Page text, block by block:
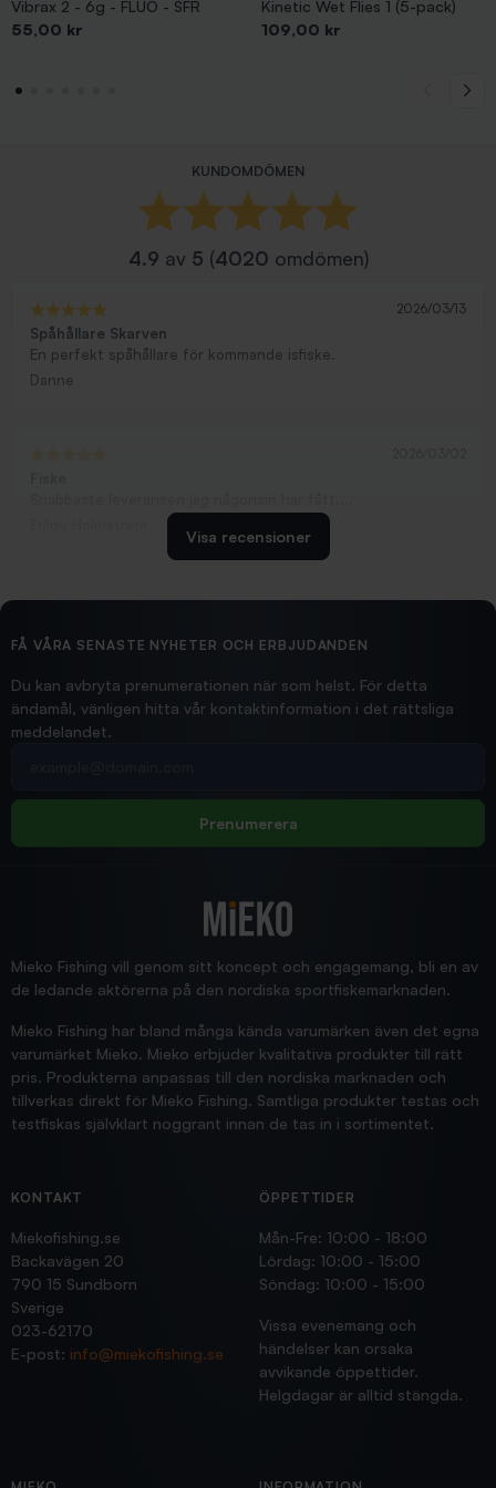
Vibrax 2 - 6g - FLUO - SFR
Pris
55,00 kr
Kinetic Wet Flies 1 (5-pack)
Pris
109,00 kr
KUNDOMDÖMEN
4.9 av 5 (4020 omdömen)
2026/03/13
Spåhållare Skarven
En perfekt spåhållare för kommande isfiske.
Danne
2026/02/19
Hittade exakt vad jag behövde. Snabb och bra...
Jensa
Visa recensioner
FÅ VÅRA SENASTE NYHETER OCH ERBJUDANDEN
Du kan avbryta prenumerationen när som helst. För detta
ändamål, vänligen hitta vår kontaktinformation i det rättsliga
meddelandet.
Prenumerera
Mieko Fishing vill genom sitt koncept och engagemang, bli en av
de ledande aktörerna på den nordiska sportfiskemarknaden.
Mieko Fishing har bland många kända varumärken även det egna
varumärket Mieko. Mieko erbjuder kvalitativa produkter till rätt
pris. Produkterna anpassas till den nordiska marknaden och
tillverkas direkt för Mieko Fishing. Samtliga produkter testas och
testfiskas självklart noggrant innan de tas in i sortimentet.
KONTAKT
Miekofishing.se
Backavägen 20
790 15 Sundborn
Sverige
023-62170
E-post: info@miekofishing.se
ÖPPETTIDER
Mån-Fre: 10:00 - 18:00
Lördag: 10:00 - 15:00
Söndag: 10:00 - 15:00
Vissa evenemang och
händelser kan orsaka
avvikande öppettider.
Helgdagar är alltid stängda.